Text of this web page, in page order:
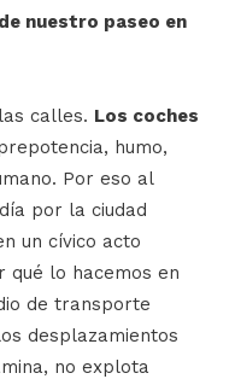
nuestro paseo en
calles. Los coches
humo,
Por eso al
por la ciudad
un cívico acto
qué lo hacemos en
de transporte
desplazamientos
no explota